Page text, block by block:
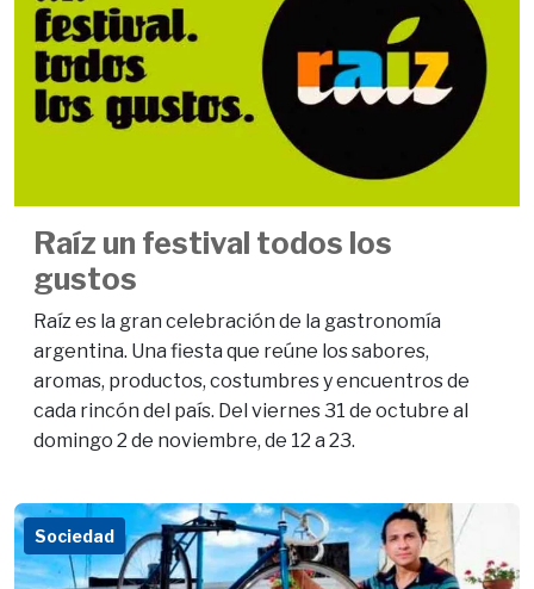
Raíz un festival todos los
gustos
Raíz es la gran celebración de la gastronomía
argentina. Una fiesta que reúne los sabores,
aromas, productos, costumbres y encuentros de
cada rincón del país. Del viernes 31 de octubre al
domingo 2 de noviembre, de 12 a 23.
Sociedad